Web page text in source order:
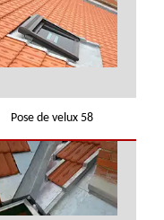
Pose de velux 58